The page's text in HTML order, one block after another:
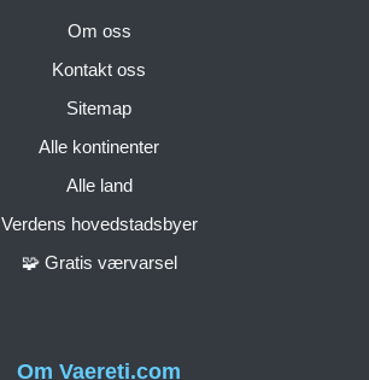
Om Vaereti.com
Om oss
Kontakt oss
Sitemap
Alle kontinenter
Alle land
Verdens hovedstadsbyer
🧩 Gratis værvarsel